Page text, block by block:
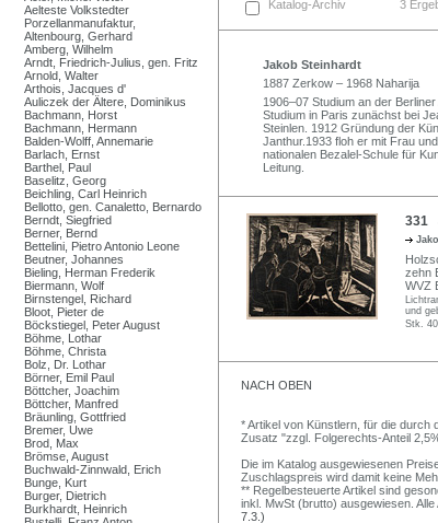
Aelteste Volkstedter
Porzellanmanufaktur,
Altenbourg, Gerhard
Amberg, Wilhelm
Arndt, Friedrich-Julius, gen. Fritz
Arnold, Walter
Arthois, Jacques d'
Auliczek der Ältere, Dominikus
Bachmann, Horst
Bachmann, Hermann
Balden-Wolff, Annemarie
Barlach, Ernst
Barthel, Paul
Baselitz, Georg
Beichling, Carl Heinrich
Bellotto, gen. Canaletto, Bernardo
Berndt, Siegfried
Berner, Bernd
Bettelini, Pietro Antonio Leone
Beutner, Johannes
Bieling, Herman Frederik
Biermann, Wolf
Birnstengel, Richard
Bloot, Pieter de
Böckstiegel, Peter August
Böhme, Lothar
Böhme, Christa
Bolz, Dr. Lothar
Börner, Emil Paul
Böttcher, Joachim
Böttcher, Manfred
Bräunling, Gottfried
Bremer, Uwe
Brod, Max
Brömse, August
Buchwald-Zinnwald, Erich
Bunge, Kurt
Burger, Dietrich
Burkhardt, Heinrich
Katalog-Archiv
3
Jakob Steinhardt
1887 Zerkow – 1968 Naharija
1906–07 Studium an der
Studium in Paris zunächst bei
Steinlen. 1912 Gründung der
Janthur.1933 floh er mit Frau
nationalen Bezalel-Schule für
Leitung.
331
zehn
WVZ
und
Stk.
NACH OBEN
* Artikel von Künstlern, für die durch
Zusatz "zzgl. Folgerechts-Anteil
Die im Katalog ausgewiesenen
Zuschlagspreis wird damit keine
** Regelbesteuerte Artikel sind
inkl. MwSt (brutto) ausgewiesen.
7.3.)